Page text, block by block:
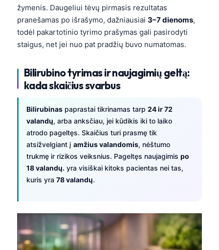
žymenis. Daugeliui tėvų pirmasis rezultatas
pranešamas po išrašymo, dažniausiai 3–7 dienoms,
todėl pakartotinio tyrimo prašymas gali pasirodyti
staigus, net jei nuo pat pradžių buvo numatomas.
Bilirubino tyrimas ir naujagimių geltą:
kada skaičius svarbus
Bilirubinas paprastai tikrinamas tarp 24 ir 72
valandų, arba anksčiau, jei kūdikis iki to laiko
atrodo pageltęs. Skaičius turi prasmę tik
atsižvelgiant į amžius valandomis, nėštumo
trukmę ir rizikos veiksnius. Pageltęs naujagimis po
18 valandų. yra visiškai kitoks pacientas nei tas,
kuris yra 78 valandų.